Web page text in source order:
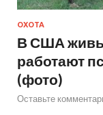
ОХОТА
В США
работают
(фото)
Оставьте